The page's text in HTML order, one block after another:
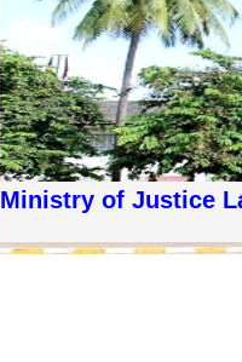
Ministry of Justice